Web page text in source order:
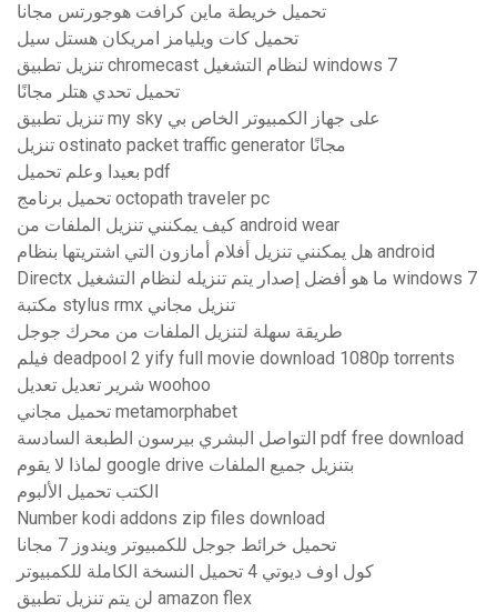
تحميل خريطة ماين كرافت هوجورتس مجانا
تحميل كات ويليامز امريكان هستل سيل
تنزيل تطبيق chromecast لنظام التشغيل windows 7
تحميل تحدي هتلر مجانًا
تنزيل تطبيق my sky على جهاز الكمبيوتر الخاص بي
تنزيل ostinato packet traffic generator مجانًا
بعيدا وعلم تحميل pdf
تحميل برنامج octopath traveler pc
كيف يمكنني تنزيل الملفات من android wear
هل يمكنني تنزيل أفلام أمازون التي اشتريتها بنظام android
Directx ما هو أفضل إصدار يتم تنزيله لنظام التشغيل windows 7
مكتبة stylus rmx تنزيل مجاني
طريقة سهلة لتنزيل الملفات من محرك جوجل
فيلم deadpool 2 yify full movie download 1080p torrents
شرير تعديل تعديل woohoo
تحميل مجاني metamorphabet
التواصل البشري بيرسون الطبعة السادسة pdf free download
لماذا لا يقوم google drive بتنزيل جميع الملفات
الكتب تحميل الألبوم
Number kodi addons zip files download
تحميل خرائط جوجل للكمبيوتر ويندوز 7 مجانا
كول اوف ديوتي 4 تحميل النسخة الكاملة للكمبيوتر
لن يتم تنزيل تطبيق amazon flex